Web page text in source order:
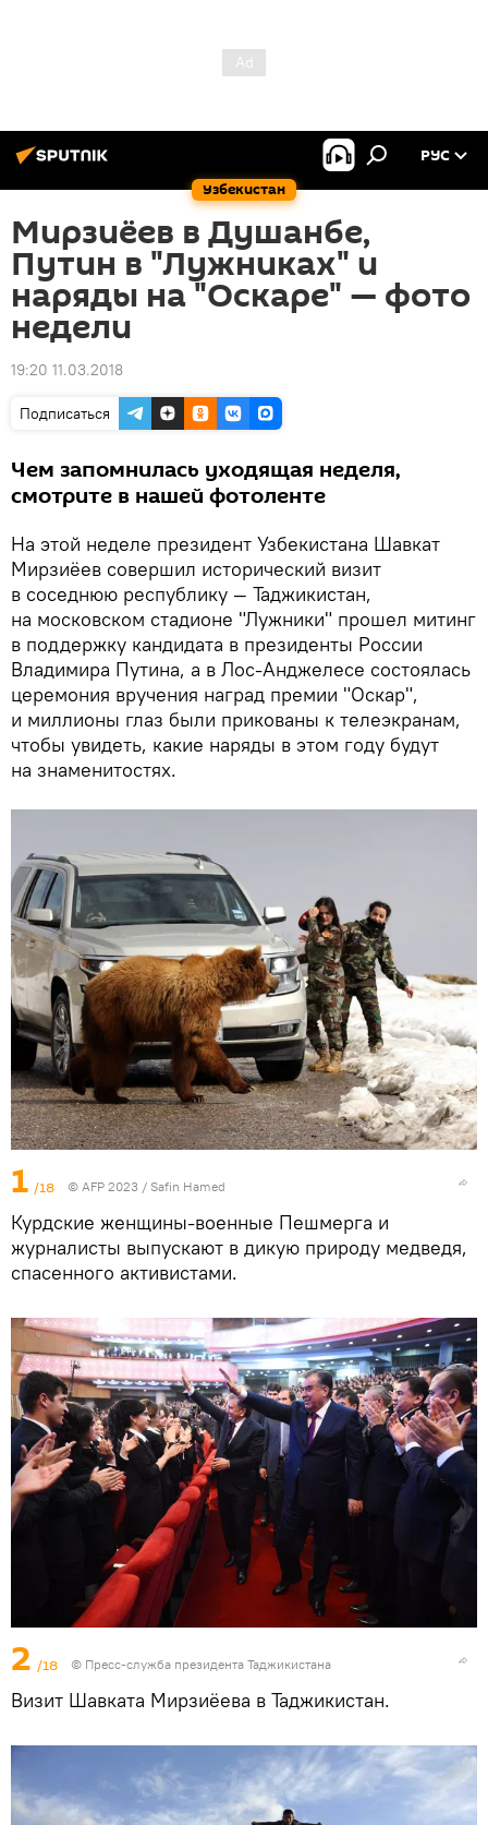
Узбекистан
РУС
Мирзиёев в Душанбе,
Путин в "Лужниках" и
наряды на "Оскаре" — фото
недели
19:20 11.03.2018
Подписаться
Чем запомнилась уходящая неделя,
смотрите в нашей фотоленте
На этой неделе президент Узбекистана Шавкат
Мирзиёев совершил исторический визит
в соседнюю республику — Таджикистан,
на московском стадионе "Лужники" прошел митинг
в поддержку кандидата в президенты России
Владимира Путина, а в Лос-Анджелесе состоялась
церемония вручения наград премии "Оскар",
и миллионы глаз были прикованы к телеэкранам,
чтобы увидеть, какие наряды в этом году будут
на знаменитостях.
1 /18 © AFP 2023 / Safin Hamed
Курдские женщины-военные Пешмерга и
журналисты выпускают в дикую природу медведя,
спасенного активистами.
2 /18 © Пресс-служба президента Таджикистана
Визит Шавката Мирзиёева в Таджикистан.